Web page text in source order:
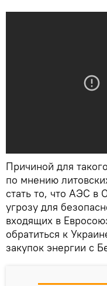
Причиной для
по мнению
стать то, что АЭС в
угрозу для
входящих в
обратиться к
закупок энергии с